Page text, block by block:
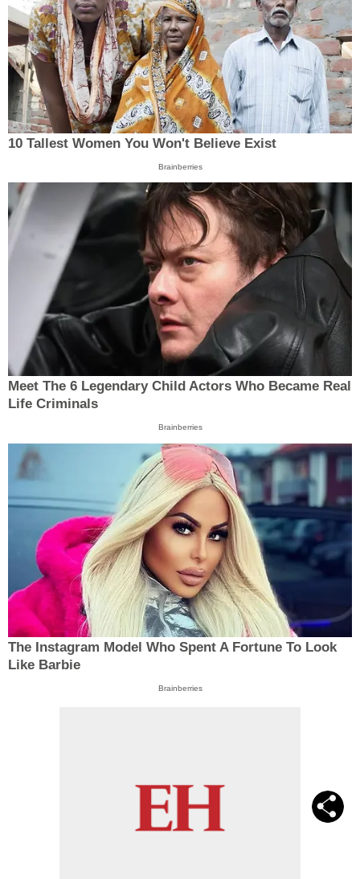
10 Tallest Women You Won't Believe Exist
Brainberries
Meet The 6 Legendary Child Actors Who Became Real
Life Criminals
Brainberries
The Instagram Model Who Spent A Fortune To Look
Like Barbie
Brainberries